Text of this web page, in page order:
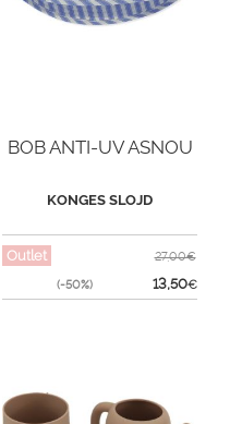
BOB ANTI-UV ASNOU
KONGES SLOJD
Outlet
(-50%)
27,00€
13,50€